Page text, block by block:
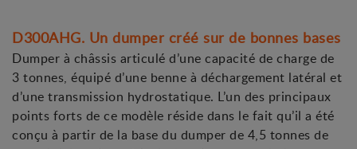
D300AHG. Un dumper créé sur de bonnes bases
Dumper à châssis articulé d’une capacité de charge de
3 tonnes, équipé d’une benne à déchargement latéral et
d’une transmission hydrostatique. L’un des principaux
points forts de ce modèle réside dans le fait qu’il a été
conçu à partir de la base du dumper de 4,5 tonnes de